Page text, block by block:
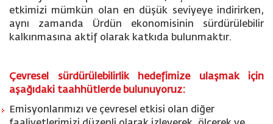
etkimizi mümkün olan en düşük seviyeye indirirken,
aynı zamanda Ürdün ekonomisinin sürdürülebilir
kalkınmasına aktif olarak katkıda bulunmaktır.
Çevresel sürdürülebilirlik hedefimize ulaşmak için
aşağıdaki taahhütlerde bulunuyoruz:
Emisyonlarımızı ve çevresel etkisi olan diğer